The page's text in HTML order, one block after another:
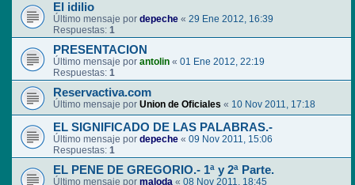
El idilio
Último mensaje por depeche « 29 Ene 2012, 16:39
Respuestas: 1
PRESENTACION
Último mensaje por antolin « 01 Ene 2012, 22:19
Respuestas: 1
Reservactiva.com
Último mensaje por Union de Oficiales « 10 Nov 2011, 17:18
EL SIGNIFICADO DE LAS PALABRAS.-
Último mensaje por depeche « 09 Nov 2011, 15:06
Respuestas: 1
EL PENE DE GREGORIO.- 1ª y 2ª Parte.
Último mensaje por maloda « 08 Nov 2011, 18:45